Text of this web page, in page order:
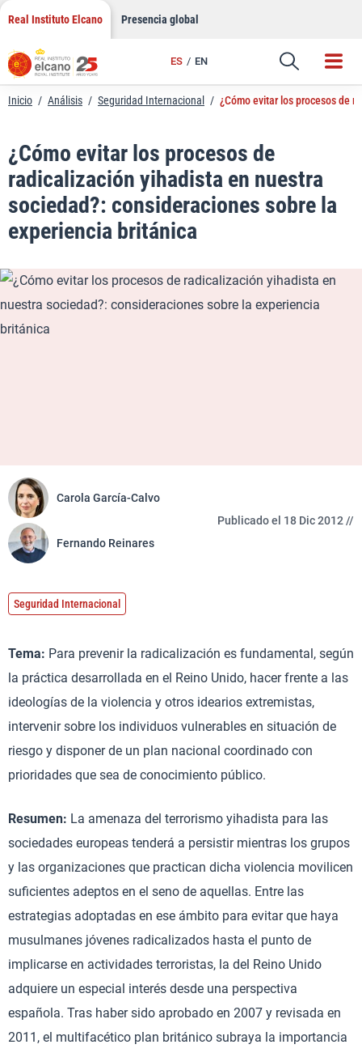
Saltar
contenido
Real Instituto Elcano Presencia global
ES EN
Enlace
Inicio / Análisis / Seguridad Internacional / ¿Cómo evitar los procesos de
¿Cómo evitar los procesos de
radicalización yihadista en nuestra
sociedad?: consideraciones sobre la
experiencia británica
Carola García-Calvo
Fernando Reinares
Publicado el 18 Dic 2012 //
Seguridad Internacional
Tema: Para prevenir la radicalización es fundamental, según
la práctica desarrollada en el Reino Unido, hacer frente a las
ideologías de la violencia y otros idearios extremistas,
intervenir sobre los individuos vulnerables en situación de
riesgo y disponer de un plan nacional coordinado con
prioridades que sea de conocimiento público.
Resumen: La amenaza del terrorismo yihadista para las
sociedades europeas tenderá a persistir mientras los grupos
y las organizaciones que practican dicha violencia movilicen
suficientes adeptos en el seno de aquellas. Entre las
estrategias adoptadas en ese ámbito para evitar que haya
musulmanes jóvenes radicalizados hasta el punto de
implicarse en actividades terroristas, la del Reino Unido
adquiere un especial interés desde una perspectiva
española. Tras haber sido aprobado en 2007 y revisada en
2011, el multifacético plan británico subraya la importancia